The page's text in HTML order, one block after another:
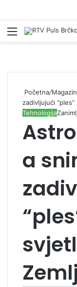
Izbornik
Početna/Magazin
zadivljujući
Tehnologija
a